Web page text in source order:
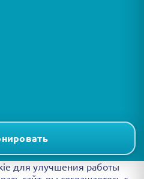
носит справочный характер и
офертой.
для улучшения работы